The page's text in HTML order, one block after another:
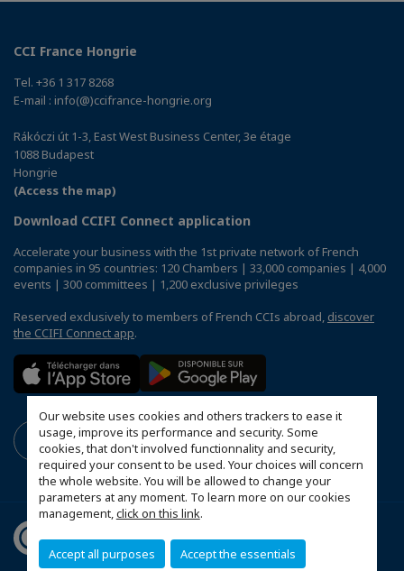
Our website uses cookies and others trackers to ease it
usage, improve its performance and security. Some
cookies, that don't involved functionnality and security,
required your consent to be used. Your choices will concern
the whole website. You will be allowed to change your
parameters at any moment. To learn more on our cookies
management,click on this link.
Accept all purposes Accept the essentials
CCI France Hongrie
Tel. +36 1 317 8268
E-mail : info(@)ccifrance-hongrie.org
Rákóczi út 1-3, East West Business Center, 3e étage
1088 Budapest
Hongrie
(Access the map)
Download CCIFI Connect application
Accelerate your business with the 1st private network of French
companies in 95 countries: 120 Chambers | 33,000 companies | 4,000
events | 300 committees | 1,200 exclusive privileges
Reserved exclusively to members of French CCIs abroad, discover
the CCIFI Connect app.